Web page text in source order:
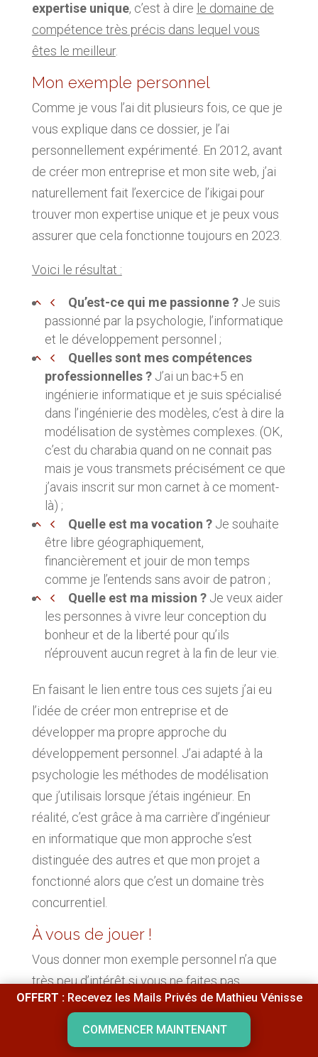
expertise unique, c’est à dire le domaine de
compétence très précis dans lequel vous
êtes le meilleur.
Mon exemple personnel
Comme je vous l’ai dit plusieurs fois, ce que je
vous explique dans ce dossier, je l’ai
personnellement expérimenté. En 2012, avant
de créer mon entreprise et mon site web, j’ai
naturellement fait l’exercice de l’ikigai pour
trouver mon expertise unique et je peux vous
assurer que cela fonctionne toujours en 2023.
Voici le résultat :
Qu’est-ce qui me passionne ? Je suis
passionné par la psychologie, l’informatique
et le développement personnel ;
Quelles sont mes compétences
professionnelles ?J’ai un bac+5 en
ingénierie informatique et je suis spécialisé
dans l’ingénierie des modèles, c’est à dire la
modélisation de systèmes complexes. (OK,
c’est du charabia quand on ne connait pas
mais je vous transmets précisément ce que
j’avais inscrit sur mon carnet à ce moment-
là) ;
Quelle est ma vocation ? Je souhaite
être libre géographiquement,
financièrement et jouir de mon temps
comme je l’entends sans avoir de patron ;
Quelle est ma mission ? Je veux aider
les personnes à vivre leur conception du
bonheur et de la liberté pour qu’ils
n’éprouvent aucun regret à la fin de leur vie.
En faisant le lien entre tous ces sujets j’ai eu
l’idée de créer mon entreprise et de
développer ma propre approche du
développement personnel. J’ai adapté à la
psychologie les méthodes de modélisation
que j’utilisais lorsque j’étais ingénieur. En
réalité, c’est grâce à ma carrière d’ingénieur
en informatique que mon approche s’est
distinguée des autres et que mon projet a
fonctionné alors que c’est un domaine très
concurrentiel.
À vous de jouer !
Vous donner mon exemple personnel n’a que
très peu d’intérêt si vous ne faites pas
l’exercice pour vous-mêmes. C’est pourquoi je
vous invite à prendre un carnet et un stylo
pour répondre à votre tour à ces questions.
OFFERT :Recevez les Mails Privés de Mathieu Vénisse
COMMENCER MAINTENANT